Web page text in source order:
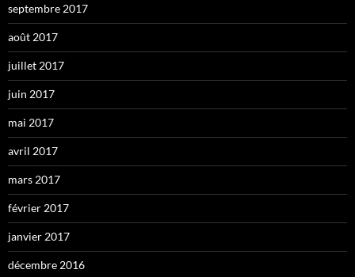
septembre 2017
août 2017
juillet 2017
juin 2017
mai 2017
avril 2017
mars 2017
février 2017
janvier 2017
décembre 2016